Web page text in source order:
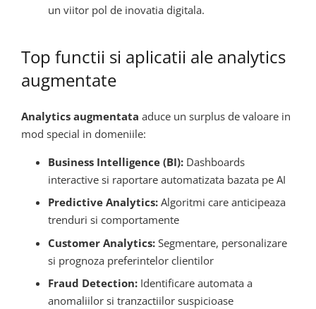
un viitor pol de inovatia digitala.
Top functii si aplicatii ale analytics
augmentate
Analytics augmentata aduce un surplus de valoare in
mod special in domeniile:
Business Intelligence (BI):Dashboards
interactive si raportare automatizata bazata pe AI
Predictive Analytics:Algoritmi care anticipeaza
trenduri si comportamente
Customer Analytics:Segmentare, personalizare
si prognoza preferintelor clientilor
Fraud Detection:Identificare automata a
anomaliilor si tranzactiilor suspicioase